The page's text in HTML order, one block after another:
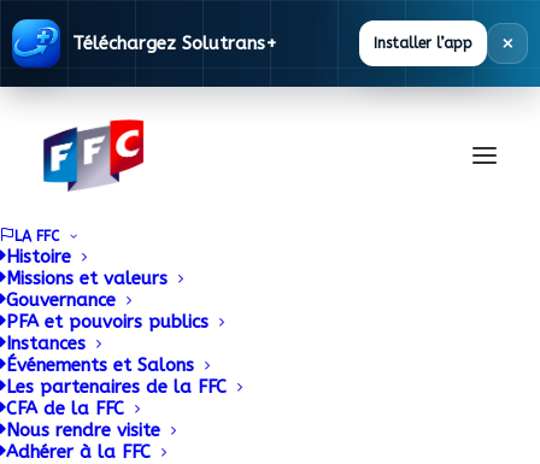
Téléchargez Solutrans+ Installer l’app ×
LA FFC
Histoire
Missions et valeurs
Gouvernance
PFA et pouvoirs publics
Instances
Événements et Salons
Les partenaires de la FFC
CFA de la FFC
Nous rendre visite
Adhérer à la FFC
SOLUTRANS déroule
le tapis route à la
formation